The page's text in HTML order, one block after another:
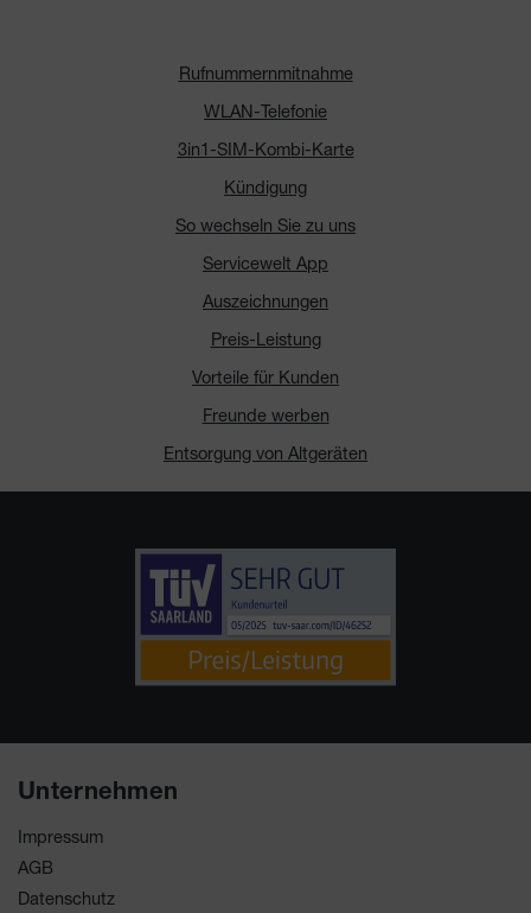
Rufnummernmitnahme
WLAN-Telefonie
3in1-SIM-Kombi-Karte
Kündigung
So wechseln Sie zu uns
Servicewelt App
Auszeichnungen
Preis-Leistung
Vorteile für Kunden
Freunde werben
Entsorgung von Altgeräten
Unternehmen
Impressum
AGB
Datenschutz